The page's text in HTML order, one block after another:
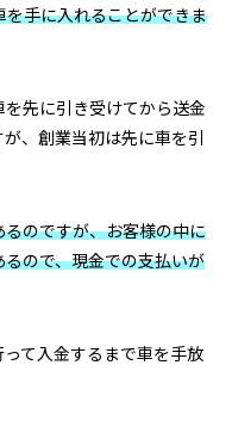
手に入れることができま
先に引き受けてから送金
、創業当初は先に車を引
のですが、お客様の中に
ので、現金での支払いが
て入金するまで車を手放